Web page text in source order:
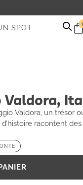
SPOT
Valdora,
Valdora, un trésor
racontent des